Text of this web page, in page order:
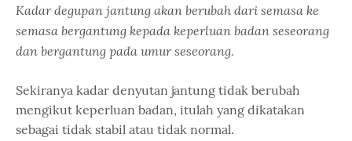
Kadar degupan jantung akan berubah dari semasa ke
semasa bergantung kepada keperluan badan seseorang
dan bergantung pada umur seseorang.
Sekiranya kadar denyutan jantung tidak berubah
mengikut keperluan badan, itulah yang dikatakan
sebagai tidak stabil atau tidak normal.